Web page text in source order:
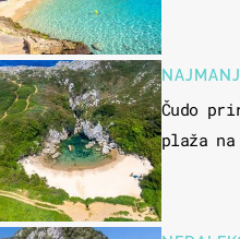
Čudo
plaža na